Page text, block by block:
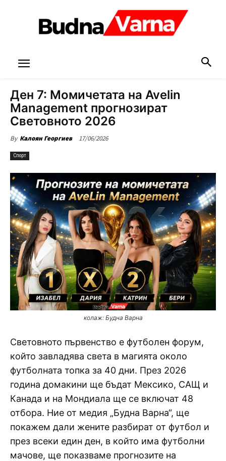
Ден 7: Момичетата на Avelin
Management прогнозират
Световното 2026
By Калоян Георгиев 17/06/2026
Спорт
колаж: Будна Варна
Световното първенство е футболен форум,
който завладява света в магията около
футболната топка за 40 дни. През 2026
година домакини ще бъдат Мексико, САЩ и
Канада и на Мондиала ще се включат 48
отбора. Ние от медия „Будна Варна“, ще
покажем дали жените разбират от футбол и
през всеки един ден, в който има футболни
мачове, ще показваме прогнозите на